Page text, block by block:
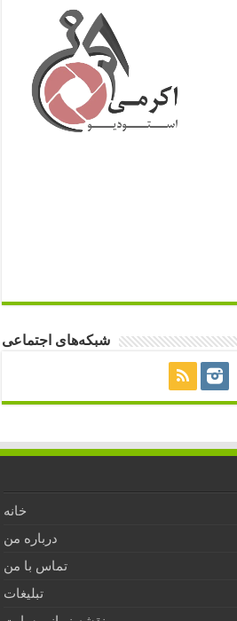
شبکه‌های اجتماعی
خانه
درباره من
تماس با من
تبلیغات